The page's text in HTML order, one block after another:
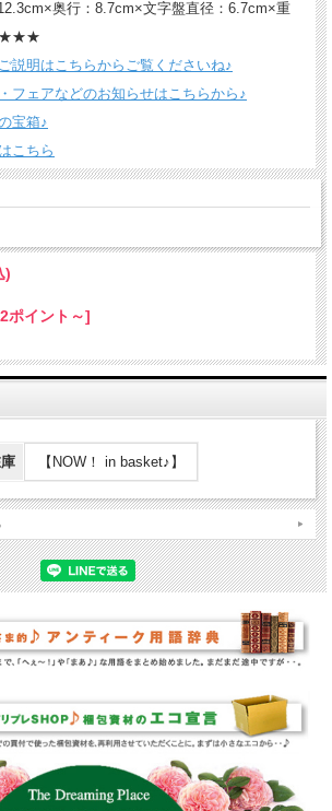
奥行：8.7cm×文字盤直径：6.7cm×重
説明はこちらからご覧くださいね♪
フェアなどのお知らせはこちらから♪
宝箱♪
こちら
)
イント～]
【NOW！ in basket♪】